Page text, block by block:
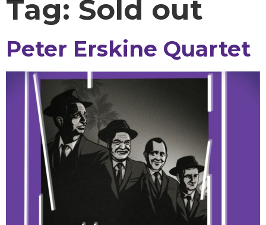
Tag: Sold out
Peter Erskine Quartet